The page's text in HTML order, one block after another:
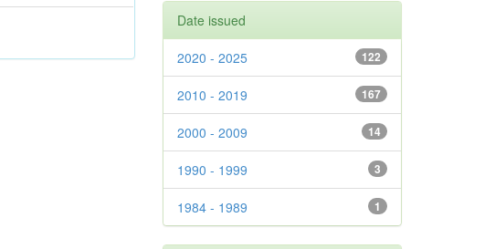
Date issued
122
2020 - 2025
167
2010 - 2019
14
2000 - 2009
3
1990 - 1999
1
1984 - 1989